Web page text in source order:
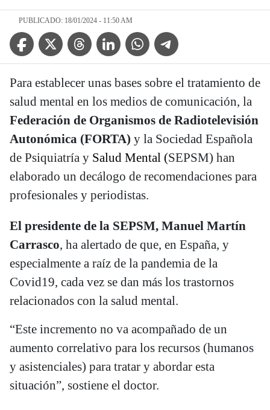
PUBLICADO: 18/01/2024 - 11:50 AM
Facebook IconTwitter IconThreads IconLinkedin IconWhatsApp IconTelegram Icon
Para establecer unas bases sobre el tratamiento de
salud mental en los medios de comunicación, la
Federación de Organismos de Radiotelevisión
Autonómica (FORTA) y la Sociedad Española
de Psiquiatría y Salud Mental (SEPSM) han
elaborado un decálogo de recomendaciones para
profesionales y periodistas.
El presidente de la SEPSM, Manuel Martín
Carrasco, ha alertado de que, en España, y
especialmente a raíz de la pandemia de la
Covid19, cada vez se dan más los trastornos
relacionados con la salud mental.
“Este incremento no va acompañado de un
aumento correlativo para los recursos (humanos
y asistenciales) para tratar y abordar esta
situación”, sostiene el doctor.